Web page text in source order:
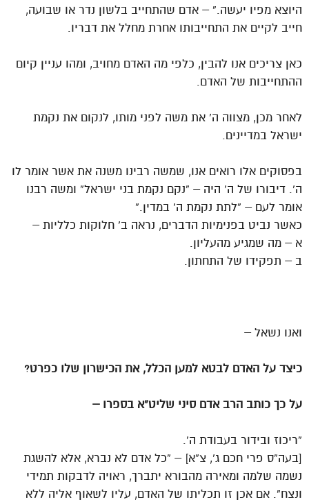
היוצא מפיו יעשה.” – אדם שהתחייב בלשון נדר או שבועה,
חייב לקיים את התחייבותו אחרת מחלל את דבריו.
כאן צריכים אנו להבין, כלפי מה האדם מחויב, ומהו עניין קיום
ההתחייבות של האדם.
לאחר מכן, מצווה ה’ את משה לפני מותו, לנקום את נקמת
ישראל במדיינים.
בפסוקים אלו רואים אנו, שמשה רבינו משנה את אשר אומר לו
ה’. דיבורו של ה’ היה – “נקם נקמת בני ישראל” ומשה רבנו
אומר לעם – “לתת נקמת ה’ במדין.”
כאשר נביט בפנימיות הדברים, נראה ב’ חלוקות כלליות –
א – מה שמגיע מהעליון.
ב – תפקידו של התחתון.
ואנו נשאל –
כיצד על האדם לבטא למען הכלל, את הכישרון שלו כפרט?
על כך כותב הרב אדם סיני שליט”א בספרו –
“ריכוז ובידור בעבודת ה’.
[בעה”ס פרי חכם ג’, צ”א] – “כל אדם לא נברא, אלא להשגת
נשמה שלמה ומאירה מהבורא יתברך, ראויה לדבקות תמידי
ונצח”. אם אכן זו תכליתו של האדם, עליו לשאוף אליה ללא